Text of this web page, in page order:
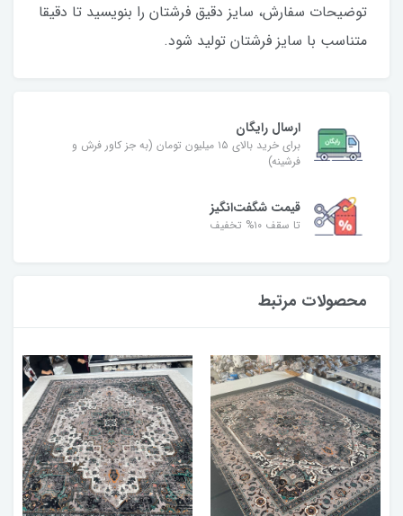
توضیحات سفارش، سایز دقیق فرشتان را بنویسید تا دقیقا
متناسب با سایز فرشتان تولید شود.
ارسال رایگان
برای خرید بالای ۱۵ میلیون تومان (به جز کاور فرش و
فرشینه)
قیمت شگفت‌انگیز
تا سقف ۱۰% تخفیف
محصولات مرتبط